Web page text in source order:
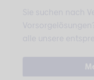
Sie suchen nach
alle unsere